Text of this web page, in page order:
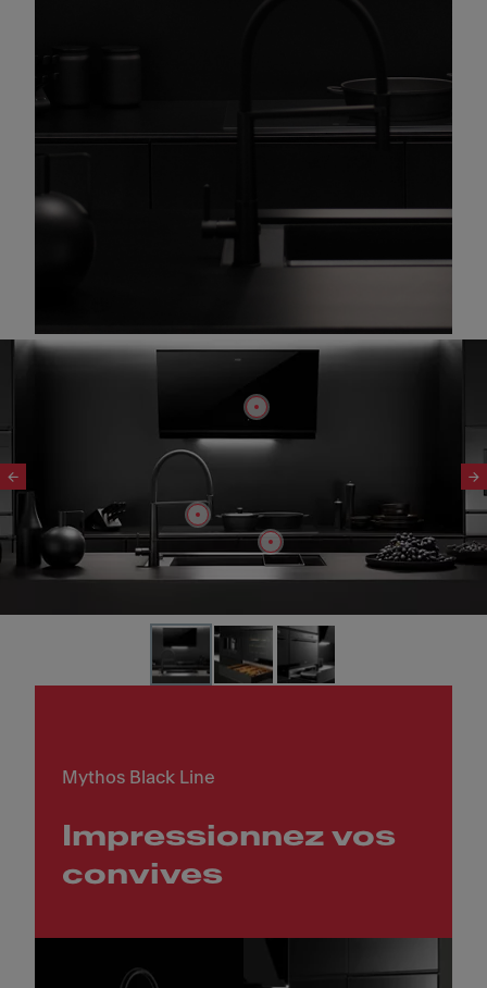
Mythos Black Line
Impressionnez vos
convives